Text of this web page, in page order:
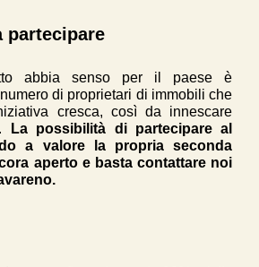
partecipare
abbia senso per il paese è
di proprietari di immobili che
cresca, così da innescare
La possibilità di partecipare al
a valore la propria seconda
aperto e basta contattare noi